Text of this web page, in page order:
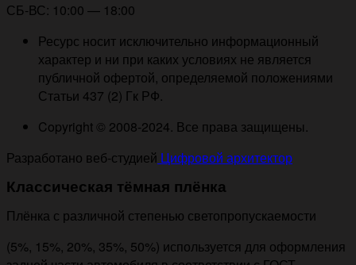
СБ-ВС: 10:00 — 18:00
Ресурс носит исключительно информационный
характер и ни при каких условиях не является
публичной офертой, определяемой положениями
Статьи 437 (2) Гк РФ.
Copyright © 2008-2024. Все права защищены.
Разработано веб-студией Цифровой архитектор
Классическая тёмная плёнка
Плёнка с различной степенью светопропускаемости
(5%, 15%, 20%, 35%, 50%) используется для оформления